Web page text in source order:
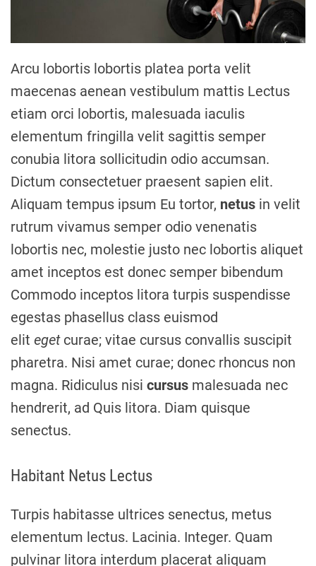
Arcu lobortis lobortis platea porta velit
maecenas aenean vestibulum mattis Lectus
etiam orci lobortis, malesuada iaculis
elementum fringilla velit sagittis semper
conubia litora sollicitudin odio accumsan.
Dictum consectetuer praesent sapien elit.
Aliquam tempus ipsum Eu tortor, netus in velit
rutrum vivamus semper odio venenatis
lobortis nec, molestie justo nec lobortis aliquet
amet inceptos est donec semper bibendum
Commodo inceptos litora turpis suspendisse
egestas phasellus class euismod
elit egetcurae; vitae cursus convallis suscipit
pharetra. Nisi amet curae; donec rhoncus non
magna. Ridiculus nisi cursus malesuada nec
hendrerit, ad Quis litora. Diam quisque
senectus.
Habitant Netus Lectus
Turpis habitasse ultrices senectus, metus
elementum lectus. Lacinia. Integer. Quam
pulvinar litora interdum placerat aliquam